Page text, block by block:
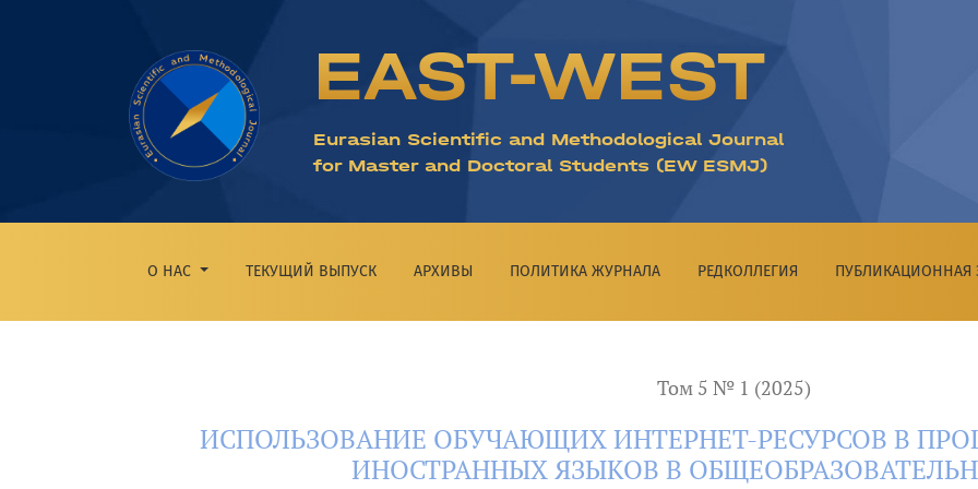
ИСПОЛЬЗОВАНИЕ ОБУЧАЮЩИХ ИНТЕРНЕТ-РЕСУРСОВ В ПРОЦЕССЕ ПРЕПОДАВАНИЯ ИНОСТРАННЫХ
EAST-WEST
Eurasian Scientific and Methodological Journal
for Master and Doctoral Students (EW ESMJ)
О НАС ТЕКУЩИЙ ВЫПУСК АРХИВЫ ПОЛИТИКА ЖУРНАЛА РЕДКОЛЛЕГИЯ ПУБЛИКАЦИОННАЯ
Том 5 № 1 (2025)
ИСПОЛЬЗОВАНИЕ ОБУЧАЮЩИХ ИНТЕРНЕТ-РЕСУРСОВ В
ИНОСТРАННЫХ ЯЗЫКОВ В